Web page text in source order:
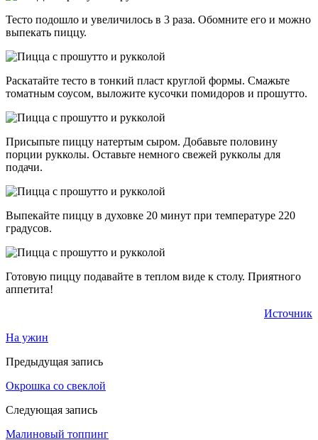
Тесто подошло и увеличилось в 3 раза. Обомните его и можно
выпекать пиццу.
Раскатайте тесто в тонкий пласт круглой формы. Смажьте
томатным соусом, выложите кусочки помидоров и прошутто.
Присыпьте пиццу натертым сыром. Добавьте половину
порции рукколы. Оставьте немного свежей рукколы для
подачи.
Выпекайте пиццу в духовке 20 минут при температуре 220
градусов.
Готовую пиццу подавайте в теплом виде к столу. Приятного
аппетита!
Источник
На ужин
Предыдущая запись
Окрошка со свеклой
Следующая запись
Малиновый топпинг